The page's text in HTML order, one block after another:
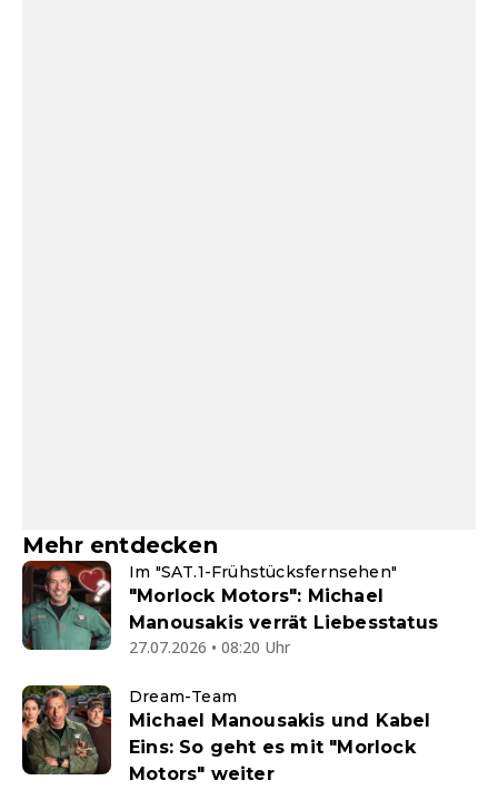
Mehr entdecken
Im "SAT.1-Frühstücksfernsehen"
"Morlock Motors": Michael
Manousakis verrät Liebesstatus
27.07.2026 • 08:20 Uhr
Dream-Team
Michael Manousakis und Kabel
Eins: So geht es mit "Morlock
Motors" weiter